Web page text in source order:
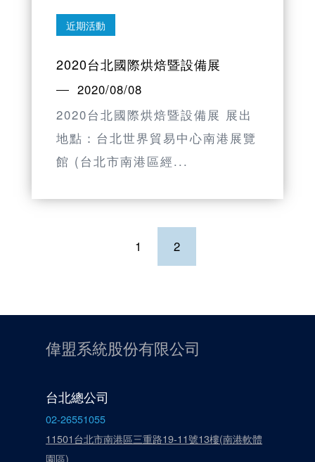
近期活動
2020台北國際烘焙暨設備展
2020/08/08
2020台北國際烘焙暨設備展 展出
地點：台北世界貿易中心南港展覽
館 (台北市南港區經...
1 2
偉盟系統股份有限公司
台北總公司
02-26551055
11501台北市南港區三重路19-11號13樓(南港軟體
園區)